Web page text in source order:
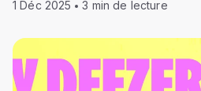
1 Déc 2025 3 min de lecture